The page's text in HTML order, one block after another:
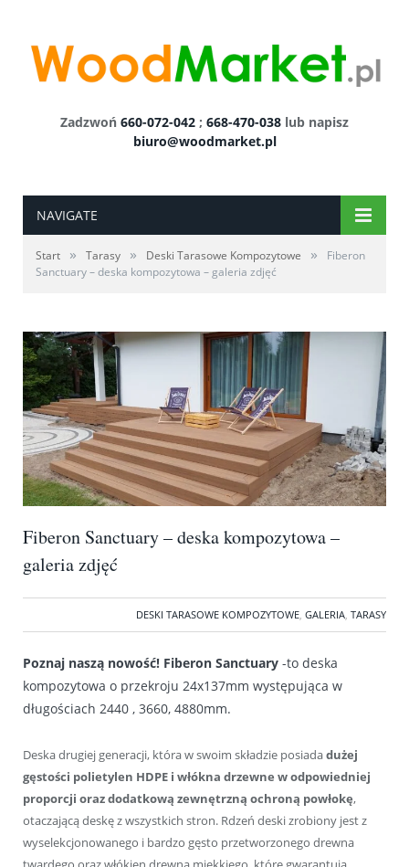
Zadzwoń 660-072-042 ; 668-470-038 lub napisz
biuro@woodmarket.pl
NAVIGATE
Start » Tarasy » Deski Tarasowe Kompozytowe »
Fiberon
Sanctuary – deska kompozytowa – galeria zdjęć
Fiberon Sanctuary – deska kompozytowa –
galeria zdjęć
DESKI TARASOWE KOMPOZYTOWE GALERIA TARASY
Poznaj naszą nowość! Fiberon Sanctuary -to deska
kompozytowa o przekroju 24x137mm występująca w
długościach 2440 , 3660, 4880mm.
Deska drugiej generacji, która w swoim składzie posiadadużej
gęstości polietylen HDPE i włókna drzewne w odpowiedniej
proporcji oraz dodatkową zewnętrzną ochroną powłokę,
otaczającą deskę z wszystkich stron. Rdzeń deski zrobiony jest z
wyselekcjonowanego i bardzo gęsto przetworzonego drewna